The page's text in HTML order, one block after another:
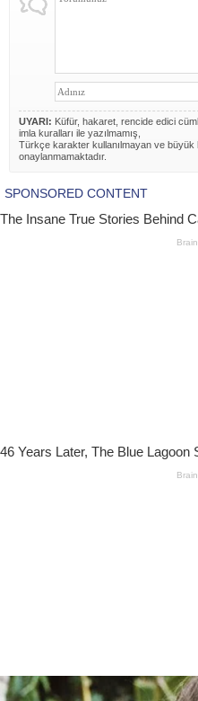
UYARI: Küfür, hakaret, rencide edici
imla kuralları ile yazılmamış,
Türkçe karakter kullanılmayan ve büyük
onaylanmamaktadır.